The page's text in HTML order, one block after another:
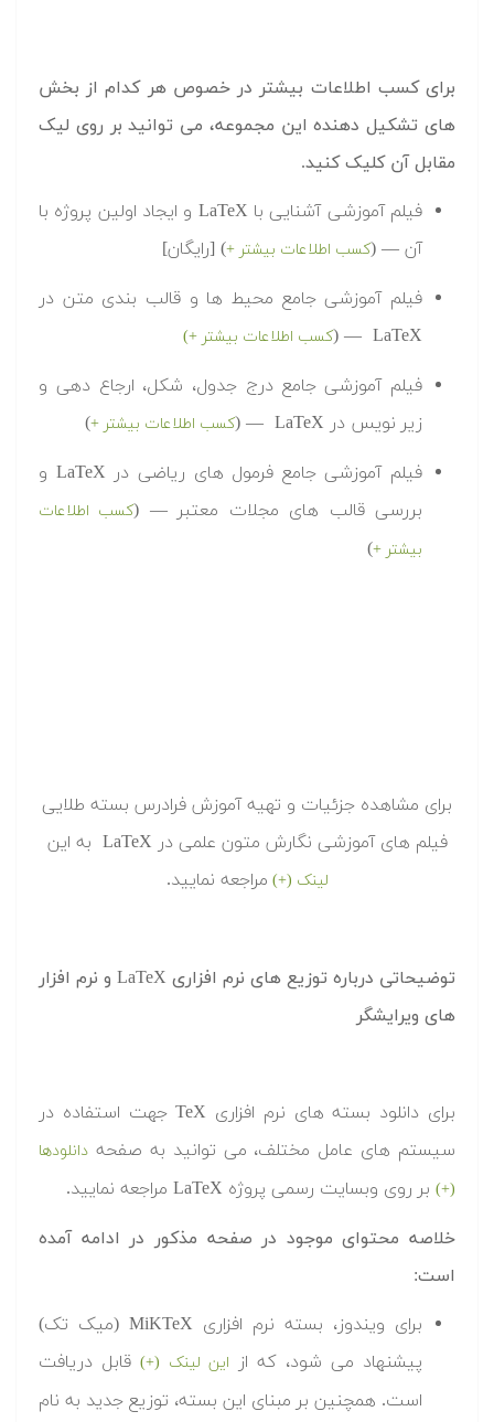
برای کسب اطلاعات بیشتر در خصوص هر کدام از بخش
های تشکیل دهنده این مجموعه، می توانید بر روی لیک
مقابل آن کلیک کنید.
فیلم آموزشی آشنایی با LaTeX و ایجاد اولین پروژه با
آن — (کسب اطلاعات بیشتر +) [رایگان]
فیلم آموزشی جامع محیط ها و قالب بندی متن در
LaTeX — (
کسب اطلاعات بیشتر +)
فیلم آموزشی جامع درج جدول، شکل، ارجاع دهی و
زیر نویس در LaTeX — (
کسب اطلاعات بیشتر +)
فیلم آموزشی جامع فرمول های ریاضی در LaTeX و
بررسی قالب های مجلات معتبر — (کسب اطلاعات
بیشتر +)
برای مشاهده جزئیات و تهیه آموزش فرادرس بسته طلایی
فیلم های آموزشی نگارش متون علمی در LaTeX به این
لینک (+) مراجعه نمایید.
توضیحاتی درباره توزیع های نرم افزاری LaTeX و نرم افزار
های ویرایشگر
برای دانلود بسته های نرم افزاری TeX جهت استفاده در
سیستم های عامل مختلف، می توانید به صفحه دانلودها
(+) بر روی وبسایت رسمی پروژه LaTeX مراجعه نمایید.
خلاصه محتوای موجود در صفحه مذکور در ادامه آمده
است:
برای ویندوز، بسته نرم افزاری MiKTeX (میک تک)
پیشنهاد می شود، که از
این لینک (+)قابل دریافت
است. همچنین بر مبنای این بسته، توزیع جدید به نام